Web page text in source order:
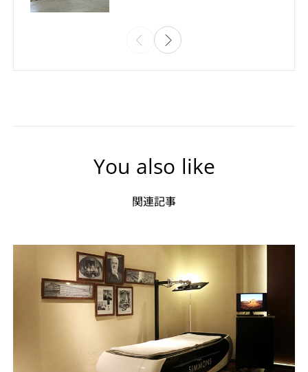
You also like
関連記事